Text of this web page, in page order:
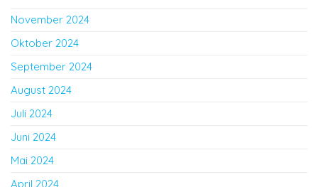
November 2024
Oktober 2024
September 2024
August 2024
Juli 2024
Juni 2024
Mai 2024
April 2024